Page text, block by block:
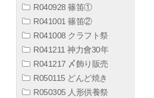
R040928 篠笛①
R041001 篠笛②
R041008 クラフト祭
R041211 神力會30年
R041217 〆飾り販売
R050115 どんど焼き
R050305 人形供養祭